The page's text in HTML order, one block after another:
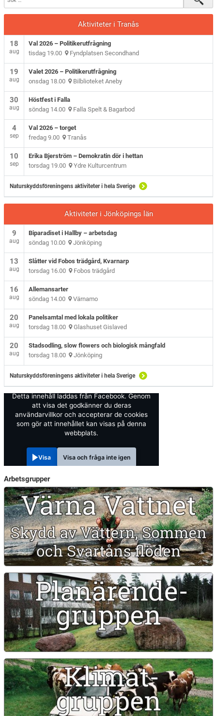
Aktiviteter i Tranås
18
aug
Val 2026 – Politikerutfrågning
tisdag 19.00 Fyndplatsen Secondhand
19
aug
Valet 2026 – Politikerutfrågning
onsdag 18.00 Bilblioteket Aneby
30
aug
Höstfest i Falla
söndag 14.00 Falla Spelt & Bagarbod
4
sep
Val 2026 – torget
fredag 9.00 Tranås
10
sep
Erika Bjerström – Demokratin dör i hettan
torsdag 19.00 Ydre Kulturcentrum
Naturskyddsföreningens aktiviteter i hela Sverige
Aktiviteter i Jönköpings län
9
aug
Biparadiset i Hallby – arbetsdag
söndag 10.00 Jönköping
13
aug
Slåtter vid Fobos trädgård, Kvarnarp
torsdag 16.00 Fobos trädgård
16
aug
Allemansarter
söndag 14.00 Värnamo
20
aug
Panelsamtal med lokala politiker
torsdag 18.00 Glashuset Gislaved
20
aug
Stadsodling, slow flowers och biologisk mångfald
torsdag 18.00 Jönköping
Naturskyddsföreningens aktiviteter i hela Sverige
Detta innehåll laddas från Facebook. Genom
att visa det godkänner du deras
användarvillkor och accepterar de cookies
som gör att innehållet kan visas på denna
webbplats.
Visa Visa och fråga inte igen
Arbetsgrupper